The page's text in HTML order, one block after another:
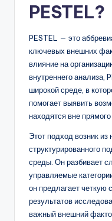
PESTEL?
PESTEL — это
ключевых внешних
влияние на
внутреннего анализа,
широкой среде, в
помогает выявить
находятся вне прямого
Этот подход возник из
структурированного
среды. Он разбивает
управляемые
он предлагает четкую
результатов
важный внешний